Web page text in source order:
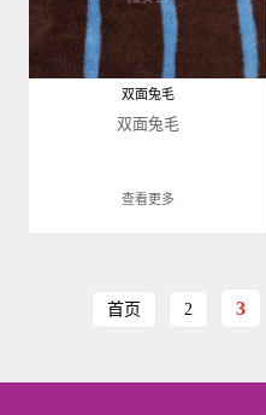
双面兔毛
双面兔毛
查看更多
首页 2 3